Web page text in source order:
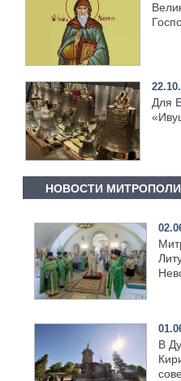
Великий пост —
Для
НОВОСТИ
В